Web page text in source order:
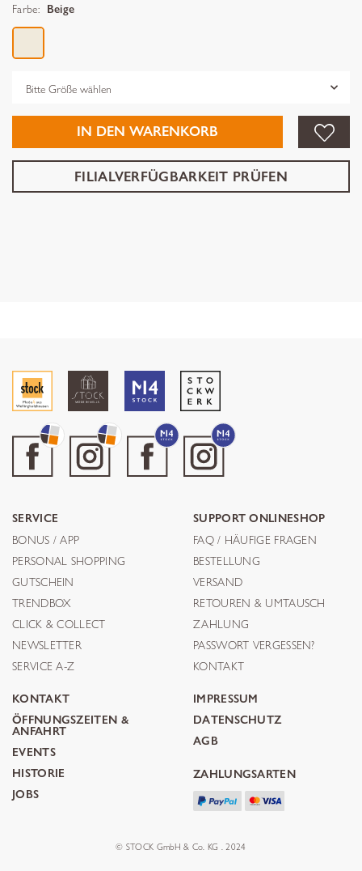
Farbe: Beige
IN DEN WARENKORB
FILIALVERFÜGBARKEIT PRÜFEN
SERVICE
BONUS / APP
PERSONAL SHOPPING
GUTSCHEIN
TRENDBOX
CLICK & COLLECT
NEWSLETTER
SERVICE A-Z
SUPPORT ONLINESHOP
FAQ / HÄUFIGE FRAGEN
BESTELLUNG
VERSAND
RETOUREN & UMTAUSCH
ZAHLUNG
PASSWORT VERGESSEN?
KONTAKT
KONTAKT
ÖFFNUNGSZEITEN &
ANFAHRT
EVENTS
HISTORIE
JOBS
IMPRESSUM
DATENSCHUTZ
AGB
ZAHLUNGSARTEN
© STOCK GmbH & Co. KG . 2024